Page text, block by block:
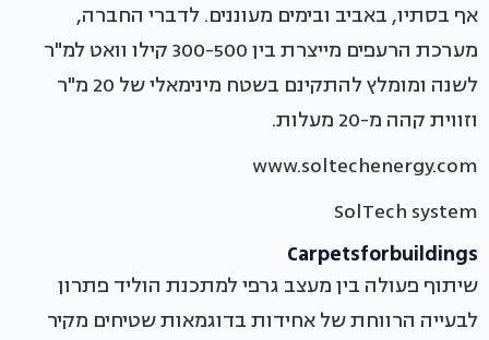
אף בסתיו, באביב ובימים מעוננים. לדברי החברה,
מערכת הרעפים מייצרת בין 300-500 קילו וואט למ"ר
לשנה ומומלץ להתקינם בשטח מינימאלי של 20 מ"ר
וזווית קהה מ-20 מעלות.
www.soltechenergy.com
SolTech system
Carpetsforbuildings
שיתוף פעולה בין מעצב גרפי למתכנת הוליד פתרון
לבעייה הרווחת של אחידות בדוגמאות שטיחים מקיר